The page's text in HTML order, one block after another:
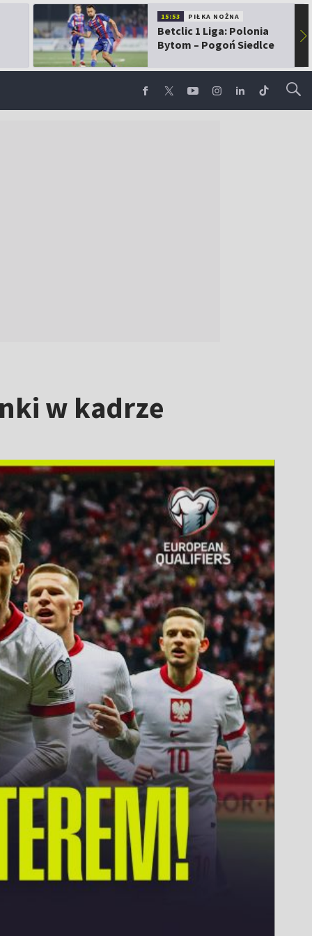
15:53 PIŁKA NOŻNA
Betclic 1 Liga: Polonia
Bytom – Pogoń Siedlce
▶
w kadrze